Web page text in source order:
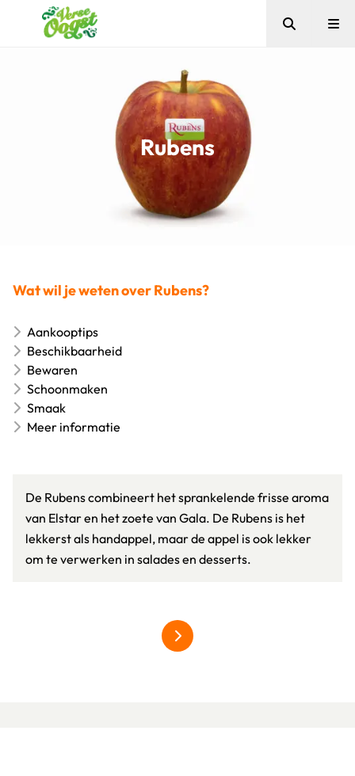
Zoeken
Rubens
Wat wil je weten over Rubens?
Aankooptips
Beschikbaarheid
Bewaren
Schoonmaken
Smaak
Meer informatie
De Rubens combineert het sprankelende frisse aroma
van Elstar en het zoete van Gala. De Rubens is het
lekkerst als handappel, maar de appel is ook lekker
om te verwerken in salades en desserts.
meer over hardfruit